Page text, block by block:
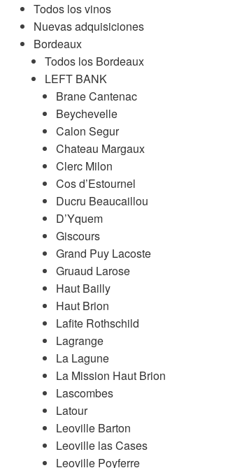
Todos los vinos
Nuevas adquisiciones
Bordeaux
Todos los Bordeaux
LEFT BANK
Brane Cantenac
Beychevelle
Calon Segur
Chateau Margaux
Clerc Milon
Cos d’Estournel
Ducru Beaucaillou
D’Yquem
Giscours
Grand Puy Lacoste
Gruaud Larose
Haut Bailly
Haut Brion
Lafite Rothschild
Lagrange
La Lagune
La Mission Haut Brion
Lascombes
Latour
Leoville Barton
Leoville las Cases
Leoville Poyferre